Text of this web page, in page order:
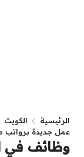
الرئيسية الكويت
عمل جديدة